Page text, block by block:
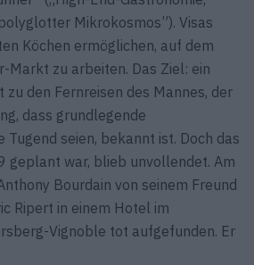
Mikrokosmos”). Visas
Köchen ermöglichen, auf dem
zu arbeiten. Das Ziel: ein
zu den Fernreisen des Mannes, der
dass grundlegende
Tugend seien, bekannt ist. Doch das
geplant war, blieb unvollendet. Am
Bourdain von seinem Freund
Ripert in einem Hotel im
Vignoble tot aufgefunden. Er